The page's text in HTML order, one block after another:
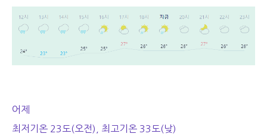
어제
최저기온 23도(오전), 최고기온 33도(낮)